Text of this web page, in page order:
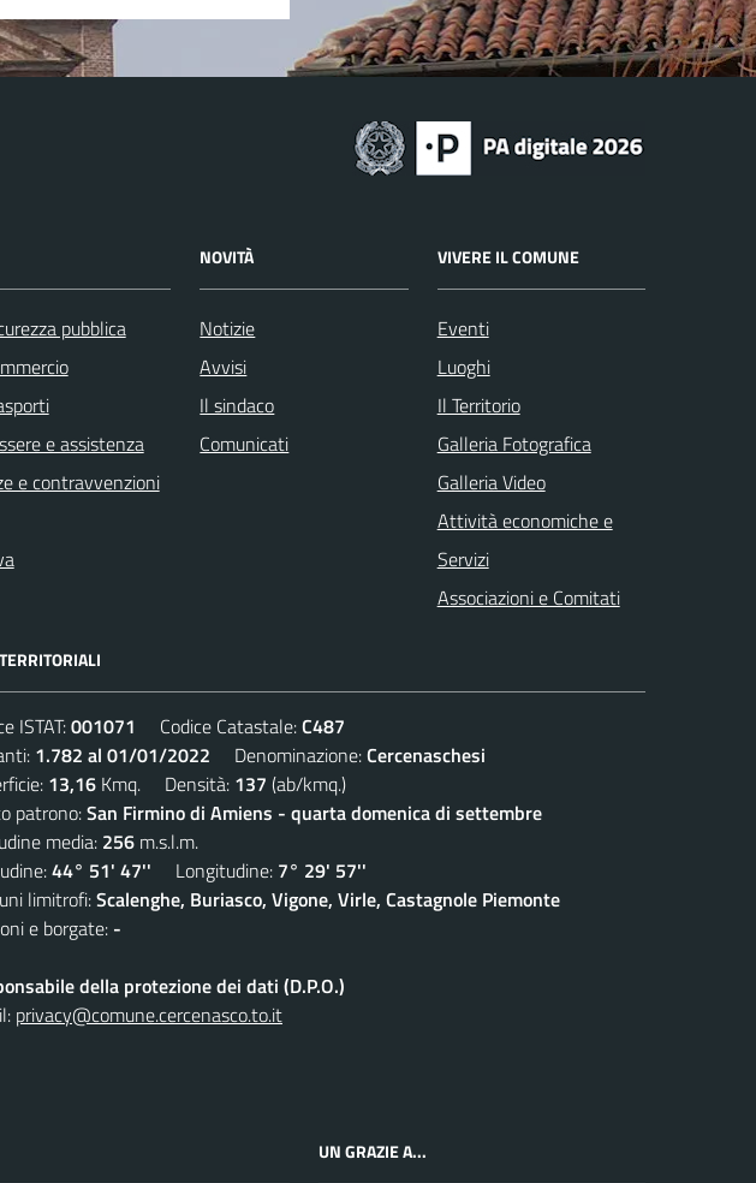
pubblica
e assistenza
e contravvenzioni
NOVITÀ
Notizie
Avvisi
Il sindaco
Comunicati
VIVERE IL COMUNE
Eventi
Luoghi
Il Territorio
Galleria Fotografica
Galleria Video
Attività economiche e
Servizi
Associazioni e Comitati
ISTAT:001071 Codice Catastale:C487
1.782 al 01/01/2022 Denominazione:Cercenaschesi
13,16 Kmq. Densità: 137 (ab/kmq.)
patrono:San Firmino di Amiens - quarta domenica di settembre
media: 256 m.s.l.m.
44° 51' 47'' Longitudine: 7° 29' 57''
limitrofi:Scalenghe, Buriasco, Vigone, Virle, Castagnole Piemonte
e borgate: -
della protezione dei dati (D.P.O.)
privacy@comune.cercenasco.to.it
UN GRAZIE A...